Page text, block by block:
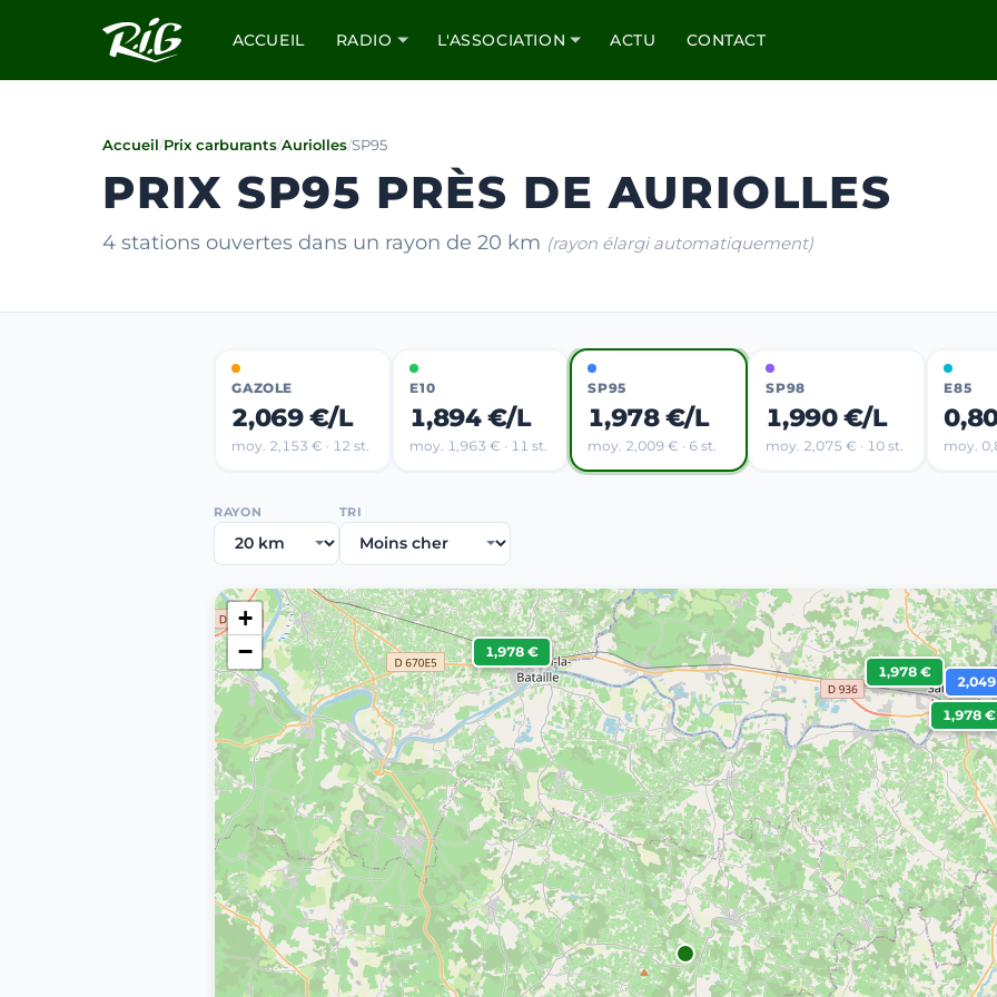
ACCUEIL RADIO L'ASSOCIATION ACTU CONTACT
Accueil/Prix carburants/Auriolles/SP95
PRIX SP95 PRÈS DE AURIOLLES
4 stations ouvertes dans un rayon de 20 km (rayon élargi automatiquement)
GAZOLE
2,069 €/L
moy. 2,153 € · 12 st.
E10
1,894 €/L
moy. 1,963 € · 11 st.
SP95
1,978 €/L
moy. 2,009 € · 6 st.
SP98
1,990 €/L
moy. 2,075 € · 10 st.
E85
moy.
RAYON TRI
1,978 €
1,978 €
1,978 €
+
−